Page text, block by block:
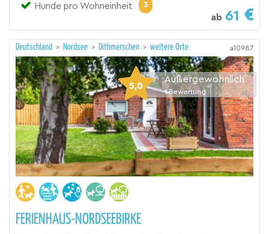
Hunde pro Wohneinheit 3
ab 61
Deutschland > Nordsee > Dithmarschen > weitere Orte a10987
5,0
Außergewöhnlich
1 Bewertung
FERIENHAUS-NORDSEEBIRKE